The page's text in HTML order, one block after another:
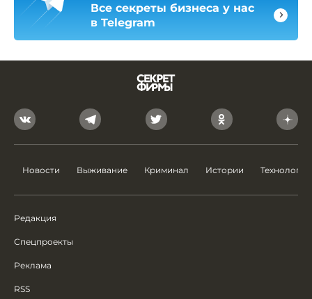
Все секреты бизнеса у нас
в Telegram
Новости Выживание Криминал Истории Технологии
Редакция
Спецпроекты
Реклама
RSS